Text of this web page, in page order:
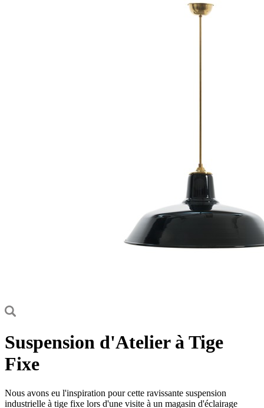
Suspension d'Atelier à Tige
Fixe
Nous avons eu l'inspiration pour cette ravissante suspension
industrielle à tige fixe lors d'une visite à un magasin d'éclairage